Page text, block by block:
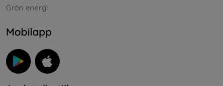
Grön energi
Mobilapp